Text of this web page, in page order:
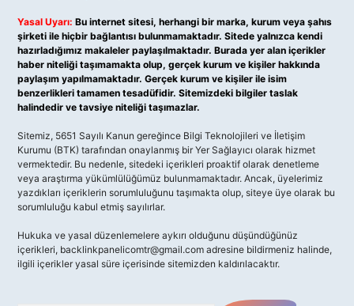
Yasal Uyarı: Bu internet sitesi, herhangi bir marka, kurum veya şahıs
şirketi ile hiçbir bağlantısı bulunmamaktadır. Sitede yalnızca kendi
hazırladığımız makaleler paylaşılmaktadır. Burada yer alan içerikler
haber niteliği taşımamakta olup, gerçek kurum ve kişiler hakkında
paylaşım yapılmamaktadır. Gerçek kurum ve kişiler ile isim
benzerlikleri tamamen tesadüfidir. Sitemizdeki bilgiler taslak
halindedir ve tavsiye niteliği taşımazlar.
Sitemiz, 5651 Sayılı Kanun gereğince Bilgi Teknolojileri ve İletişim
Kurumu (BTK) tarafından onaylanmış bir Yer Sağlayıcı olarak hizmet
vermektedir. Bu nedenle, sitedeki içerikleri proaktif olarak denetleme
veya araştırma yükümlülüğümüz bulunmamaktadır. Ancak, üyelerimiz
yazdıkları içeriklerin sorumluluğunu taşımakta olup, siteye üye olarak bu
sorumluluğu kabul etmiş sayılırlar.
Hukuka ve yasal düzenlemelere aykırı olduğunu düşündüğünüz
içerikleri, backlinkpanelicomtr@gmail.com adresine bildirmeniz halinde,
ilgili içerikler yasal süre içerisinde sitemizden kaldırılacaktır.